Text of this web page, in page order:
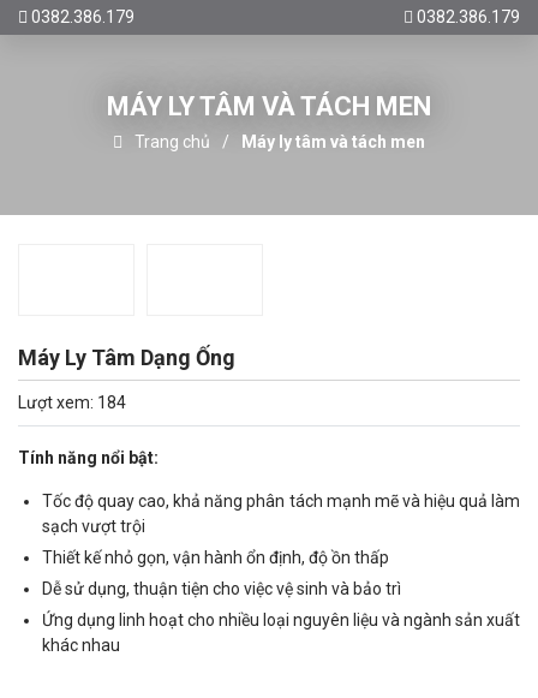
0382.386.179 0382.386.179
MÁY LY TÂM VÀ TÁCH MEN
Trang chủ Máy ly tâm và tách men
Máy Ly Tâm Dạng Ống
Lượt xem: 184
Tính năng nổi bật:
Tốc độ quay cao, khả năng phân tách mạnh mẽ và hiệu quả làm
sạch vượt trội
Thiết kế nhỏ gọn, vận hành ổn định, độ ồn thấp
Dễ sử dụng, thuận tiện cho việc vệ sinh và bảo trì
Ứng dụng linh hoạt cho nhiều loại nguyên liệu và ngành sản xuất
khác nhau